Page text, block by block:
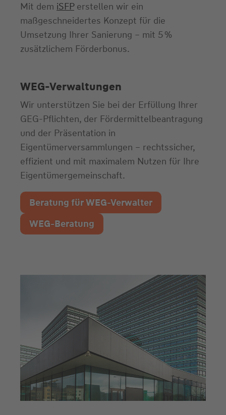
Mit dem iSFPerstellen wir ein
maßgeschneidertes Konzept für die
Umsetzung Ihrer Sanierung – mit 5 %
zusätzlichem Förderbonus.
WEG-Verwaltungen
Wir unterstützen Sie bei der Erfüllung Ihrer
GEG-Pflichten, der Fördermittelbeantragung
und der Präsentation in
Eigentümerversammlungen – rechtssicher,
effizient und mit maximalem Nutzen für Ihre
Eigentümergemeinschaft.
Beratung für WEG-Verwalter
WEG-Beratung